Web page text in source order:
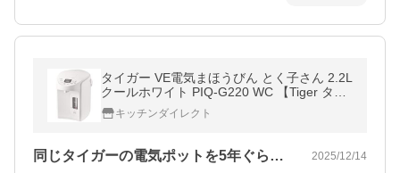
タイガー VE電気まほうびん とく子さん 2.2L
クールホワイト PIQ-G220 WC 【Tiger タイ
ガー魔法瓶 電気ポット 保温 加熱 エコ 節
電】キッチンダイレクト
同じタイガーの電気ポットを5年ぐらい使… 2025/12/14